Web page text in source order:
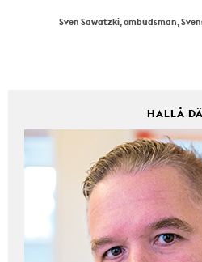
Sven Sawatzki, ombudsman,
HALLÅ